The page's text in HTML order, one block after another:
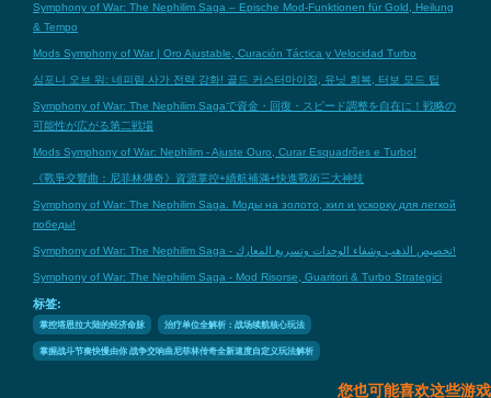
Symphony of War: The Nephilim Saga – Epische Mod-Funktionen für Gold, Heilung
& Tempo
Mods Symphony of War | Oro Ajustable, Curación Táctica y Velocidad Turbo
심포니 오브 워: 네피림 사가 전략 강화! 골드 커스터마이징, 유닛 회복, 터보 모드 팁
Symphony of War: The Nephilim Sagaで資金・回復・スピード調整を自在に！戦略の
可能性が広がる第二戦場
Mods Symphony of War: Nephilim - Ajuste Ouro, Curar Esquadrões e Turbo!
《戰爭交響曲：尼菲林傳奇》資源掌控+續航補滿+快進戰術三大神技
Symphony of War: The Nephilim Saga. Моды на золото, хил и ускорку для легкой
победы!
Symphony of War: The Nephilim Saga - تخصيص الذهب وشفاء الوحدات وتسريع المعارك!
Symphony of War: The Nephilim Saga - Mod Risorse, Guaritori & Turbo Strategici
标签:
掌控塔恩拉大陆的经济命脉 治疗单位全解析：战场续航核心玩法
掌握战斗节奏快慢由你 战争交响曲尼菲林传奇全新速度自定义玩法解析
您也可能喜欢这些游戏